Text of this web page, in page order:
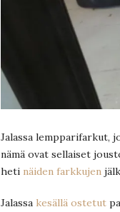
Jalassa lempparifarkut,
nämä ovat sellaiset
heti näiden farkkujen
Jalassa kesällä ostetut